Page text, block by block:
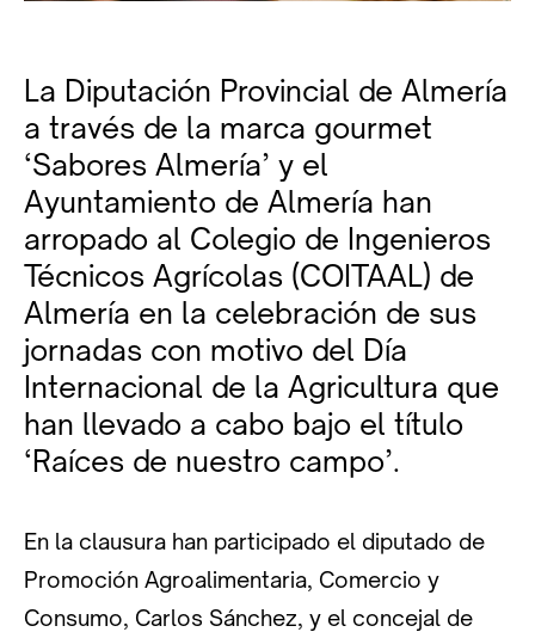
La Diputación Provincial de Almería
a través de la marca gourmet
‘Sabores Almería’ y el
Ayuntamiento de Almería han
arropado al Colegio de Ingenieros
Técnicos Agrícolas (COITAAL) de
Almería en la celebración de sus
jornadas con motivo del Día
Internacional de la Agricultura que
han llevado a cabo bajo el título
‘Raíces de nuestro campo’.
En la clausura han participado el diputado de
Promoción Agroalimentaria, Comercio y
Consumo, Carlos Sánchez, y el concejal de